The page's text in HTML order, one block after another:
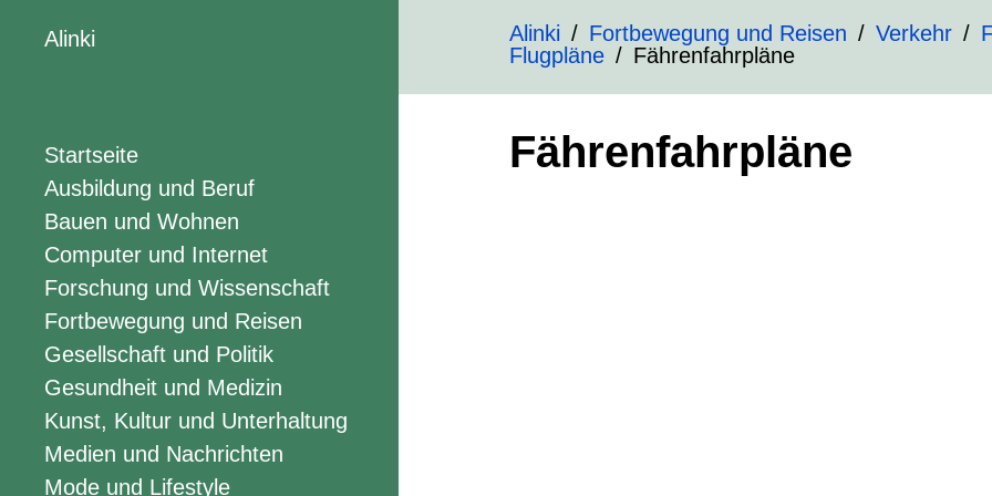
Alinki Alinki Fortbewegung und Reisen Verkehr
Flugpläne
Fährenfahrpläne
Startseite
Ausbildung und Beruf
Bauen und Wohnen
Computer und Internet
Forschung und Wissenschaft
Fortbewegung und Reisen
Gesellschaft und Politik
Gesundheit und Medizin
Kunst, Kultur und Unterhaltung
Medien und Nachrichten
Mode und Lifestyle
Fährenfahrpläne